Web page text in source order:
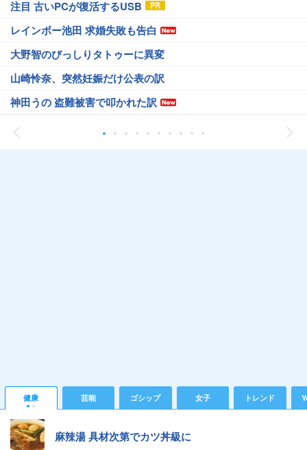
注目 古いPCが復活するUSB
レインボー池田 求婚失敗も告白
大野智のびっしりタトゥーに異変
山崎怜奈、突然妊娠だけ公表の訳
神田うの 盗難被害で叩かれた訳
健康 芸能 ゴシップ 女子 トレンド
麻辣湯 具材次第でカツ丼級に